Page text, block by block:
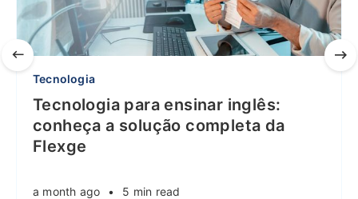
Tecnologia
Tecnologia para ensinar inglês:
conheça a solução completa da
Flexge
a month ago • 5 min read